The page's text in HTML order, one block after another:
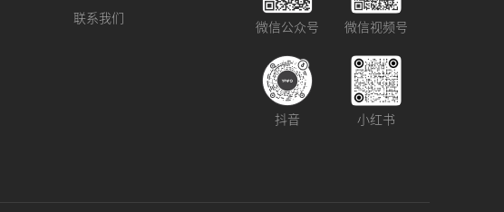
联系我们
微信公众号 微信视频号
抖音 小红书